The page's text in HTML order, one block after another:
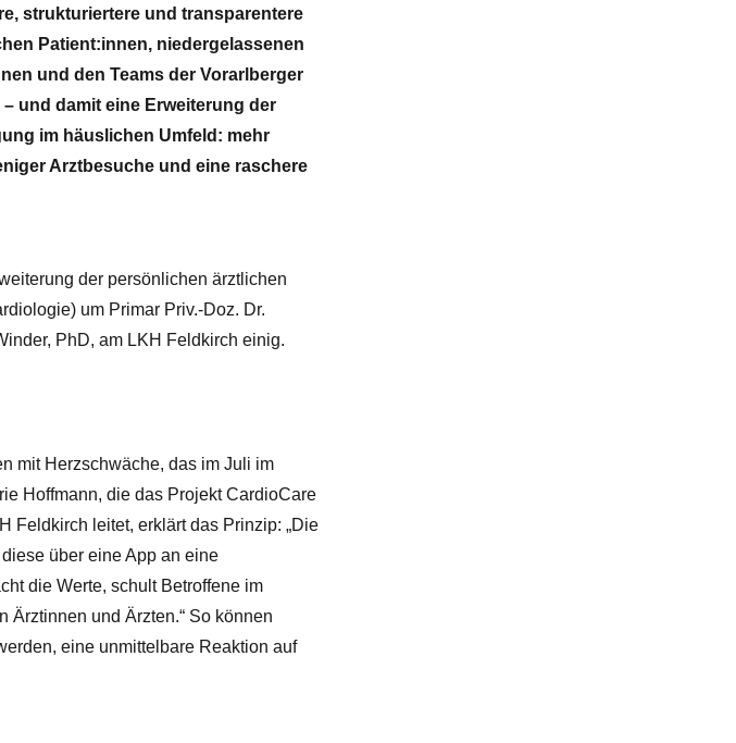
strukturiertere und transparentere
Patient:innen, niedergelassenen
und den Teams der Vorarlberger
und damit eine Erweiterung der
im häuslichen Umfeld: mehr
Arztbesuche und eine raschere
der persönlichen ärztlichen
um Primar Priv.-Doz. Dr.
PhD, am LKH Feldkirch einig.
mit Herzschwäche, das im Juli im
Hoffmann, die das Projekt CardioCare
Feldkirch leitet, erklärt das Prinzip: „Die
über eine App an eine
die Werte, schult Betroffene im
Ärztinnen und Ärzten.“ So können
eine unmittelbare Reaktion auf